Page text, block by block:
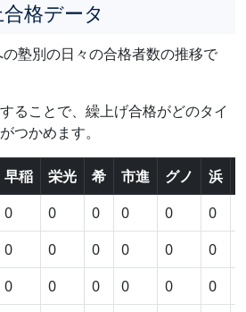
格データ
塾別の日々の合格者数の推移で
ることで、繰上げ合格がどのタイ
つかめます。
早稲 栄光 希 市進 グノ 浜
0 0 0 0 0 0
0 0 0 0 0 0
0 0 0 0 0 0